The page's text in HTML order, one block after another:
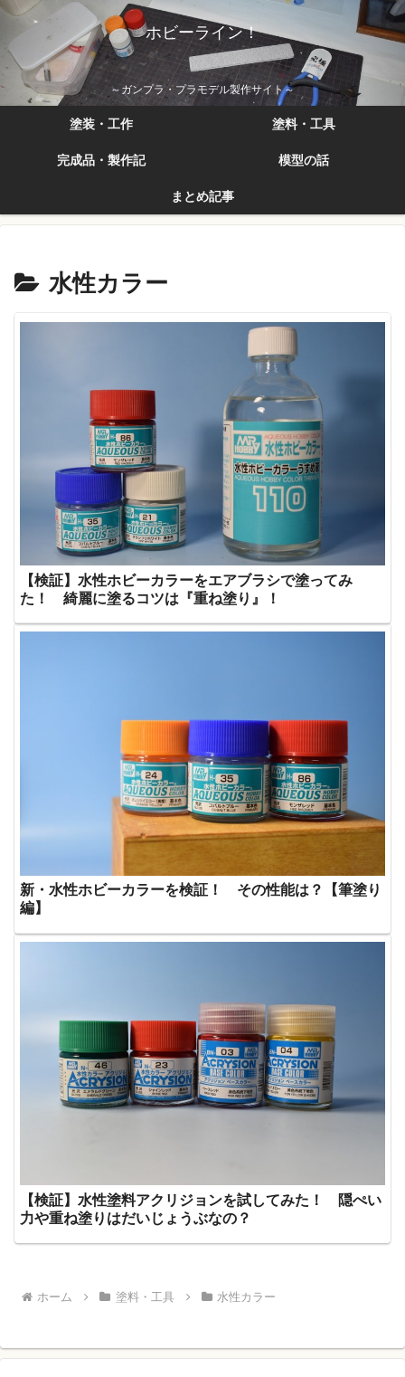
ホビーライン！
～ガンプラ・プラモデル製作サイト～
塗装・工作 塗料・工具
完成品・製作記 模型の話
まとめ記事
水性カラー
【検証】水性ホビーカラーをエアブラシで塗ってみ
た！ 綺麗に塗るコツは『重ね塗り』！
新・水性ホビーカラーを検証！ その性能は？【筆塗り
編】
【検証】水性塗料アクリジョンを試してみた！ 隠ぺい
力や重ね塗りはだいじょうぶなの？
ホーム 塗料・工具 水性カラー